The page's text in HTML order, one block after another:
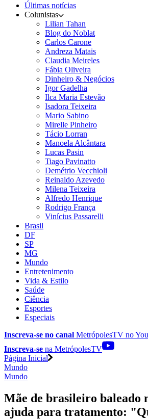
Últimas notícias
Colunistas
Lilian Tahan
Blog do Noblat
Carlos Carone
Andreza Matais
Claudia Meireles
Fábia Oliveira
Dinheiro & Negócios
Igor Gadelha
Ilca Maria Estevão
Isadora Teixeira
Mario Sabino
Mirelle Pinheiro
Tácio Lorran
Manoela Alcântara
Lucas Pasin
Tiago Pavinatto
Demétrio Vecchioli
Reinaldo Azevedo
Milena Teixeira
Alfredo Henrique
Rodrigo França
Vinícius Passarelli
Brasil
DF
SP
MG
Mundo
Entretenimento
Vida & Estilo
Saúde
Ciência
Esportes
Especiais
Inscreva-se no canal MetrópolesTV no
Inscreva-se na MetrópolesTV
Página Inicial
Mundo
Mundo
Mãe de brasileiro baleado
ajuda para tratamento: